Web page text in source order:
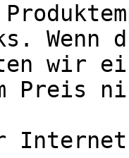
Wenn
wir
Preis
Internet